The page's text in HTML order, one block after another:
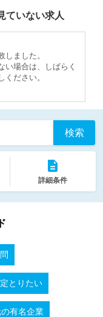
ていない求人
しました。
い場合は、しばらく
ください。
検索
詳細条件
とりたい
有名企業